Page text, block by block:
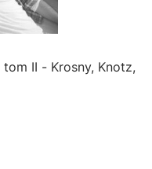
II - Krosny, Knotz,